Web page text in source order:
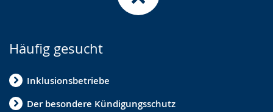
Häufig gesucht
Inklusionsbetriebe
Der besondere Kündigungsschutz